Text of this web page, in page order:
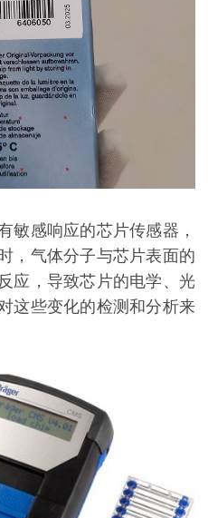
敏感响应的芯片传感器，
，气体分子与芯片表面的
应，导致芯片的电学、光
这些变化的检测和分析来